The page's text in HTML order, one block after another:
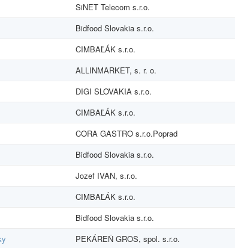
SiNET Telecom s.r.o.
Bidfood Slovakia s.r.o.
CIMBAĽÁK s.r.o.
ALLINMARKET, s. r. o.
DIGI SLOVAKIA s.r.o.
CIMBAĽÁK s.r.o.
CORA GASTRO s.r.o.Poprad
Bidfood Slovakia s.r.o.
Jozef IVAN, s.r.o.
CIMBAĽÁK s.r.o.
Bidfood Slovakia s.r.o.
PEKÁREŇ GROS, spol. s.r.o.